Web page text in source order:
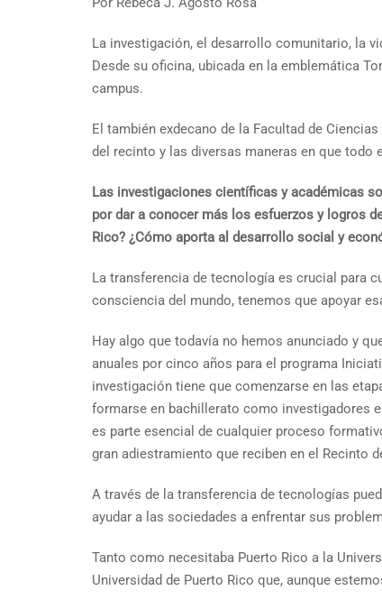
La investigación, el desarrollo comunitario, la
Desde su oficina, ubicada en la emblemática
campus.
El también exdecano de la Facultad de
del recinto y las diversas maneras en que todo
Las investigaciones científicas y académicas
por dar a conocer más los esfuerzos y logros
Rico? ¿Cómo aporta al desarrollo social y
La transferencia de tecnología es crucial para
consciencia del mundo, tenemos que apoyar
Hay algo que todavía no hemos anunciado y
anuales por cinco años para el programa
investigación tiene que comenzarse en las
formarse en bachillerato como investigadores
es parte esencial de cualquier proceso
gran adiestramiento que reciben en el Recinto
A través de la transferencia de tecnologías
ayudar a las sociedades a enfrentar sus
Tanto como necesitaba Puerto Rico a la
Universidad de Puerto Rico que, aunque